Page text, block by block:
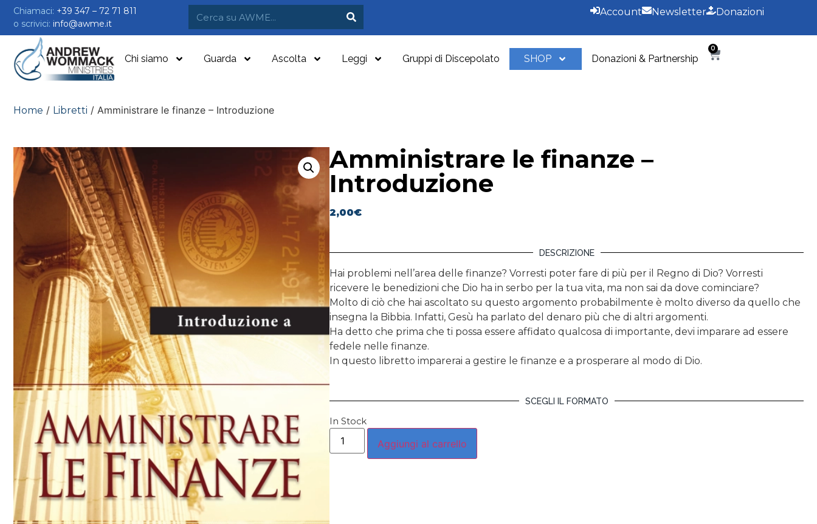
Chiamaci: +39 347 – 72 71 811
o scrivici: info@awme.it
Account Newsletter Donazioni
Chi siamo Guarda Ascolta Leggi Gruppi di Discepolato SHOP Donazioni & Partnership
0
Home / Libretti / Amministrare le finanze – Introduzione
Amministrare le finanze –
Introduzione
2,00€
DESCRIZIONE
Hai problemi nell’area delle finanze? Vorresti poter fare di più per il Regno di Dio? Vorresti
ricevere le benedizioni che Dio ha in serbo per la tua vita, ma non sai da dove cominciare?
Molto di ciò che hai ascoltato su questo argomento probabilmente è molto diverso da quello che
insegna la Bibbia. Infatti, Gesù ha parlato del denaro più che di altri argomenti.
Ha detto che prima che ti possa essere affidato qualcosa di importante, devi imparare ad essere
fedele nelle finanze.
In questo libretto imparerai a gestire le finanze e a prosperare al modo di Dio.
SCEGLI IL FORMATO
In Stock
Aggiungi al carrello